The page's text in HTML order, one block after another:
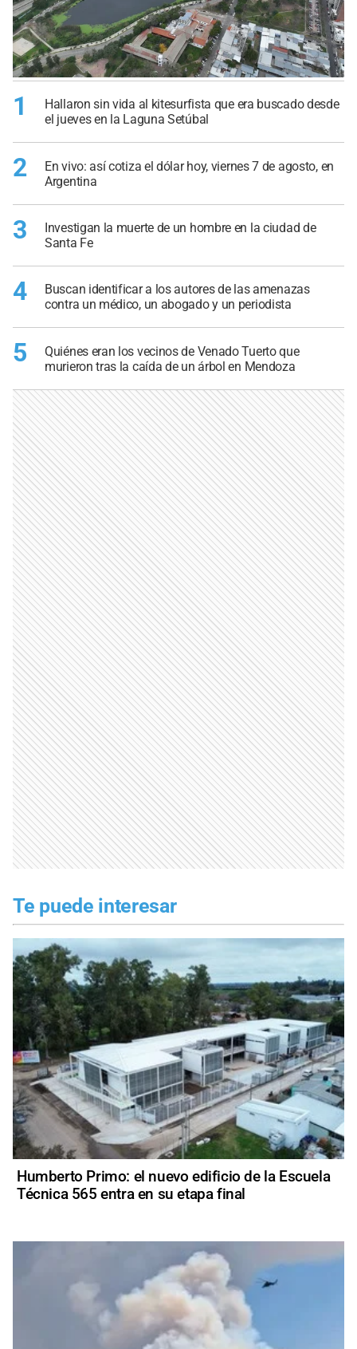
1
Hallaron sin vida al kitesurfista que era buscado desde
el jueves en la Laguna Setúbal
2
En vivo: así cotiza el dólar hoy, viernes 7 de agosto, en
Argentina
3
Investigan la muerte de un hombre en la ciudad de
Santa Fe
4
Buscan identificar a los autores de las amenazas
contra un médico, un abogado y un periodista
5
Quiénes eran los vecinos de Venado Tuerto que
murieron tras la caída de un árbol en Mendoza
Te puede interesar
Humberto Primo: el nuevo edificio de la Escuela
Técnica 565 entra en su etapa final